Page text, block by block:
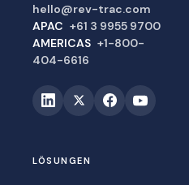
hello@rev-trac.com
APAC +61 3 9955 9700
AMERICAS +1-800-
404-6616
LÖSUNGEN